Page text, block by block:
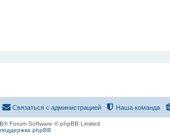
Наша команда
Связаться с администрацией
® Forum Software © phpBB Limited
phpBB